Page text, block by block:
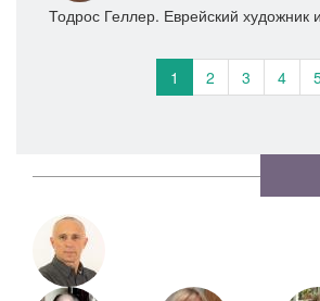
Тодрос Геллер. Еврейский художник
1 2 3 4